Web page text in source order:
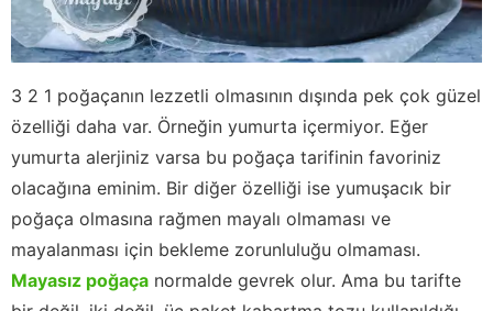
3 2 1 poğaçanın lezzetli olmasının dışında pek çok güzel
özelliği daha var. Örneğin yumurta içermiyor. Eğer
yumurta alerjiniz varsa bu poğaça tarifinin favoriniz
olacağına eminim. Bir diğer özelliği ise yumuşacık bir
poğaça olmasına rağmen mayalı olmaması ve
mayalanması için bekleme zorunluluğu olmaması.
Mayasız poğaça normalde gevrek olur. Ama bu tarifte